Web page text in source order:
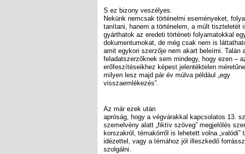
S ez bizony veszélyes.
Nekünk nemcsak történelmi eseményeket,
tanítani, hanem a történelem, a múlt tiszteletét
gyárthatok az eredeti történeti folyamatokkal
dokumentumokat, de még csak nem is
amit egykori szerzője nem akart beleírni. Talán
feladatszerzőknek sem mindegy, hogy ezen –
erőfeszítéseikhez képest jelentéktelen
milyen lesz majd pár év múlva például „egy
visszaemlékezés”.
Az már ezek után
apróság, hogy a végvárakkal kapcsolatos 13.
szemelvény alatt „fiktív szöveg” megjelölés
korszakról, témakörről is lehetett volna „valódi”
idézettel, vagy a témához jól illeszkedő
szolgálni.